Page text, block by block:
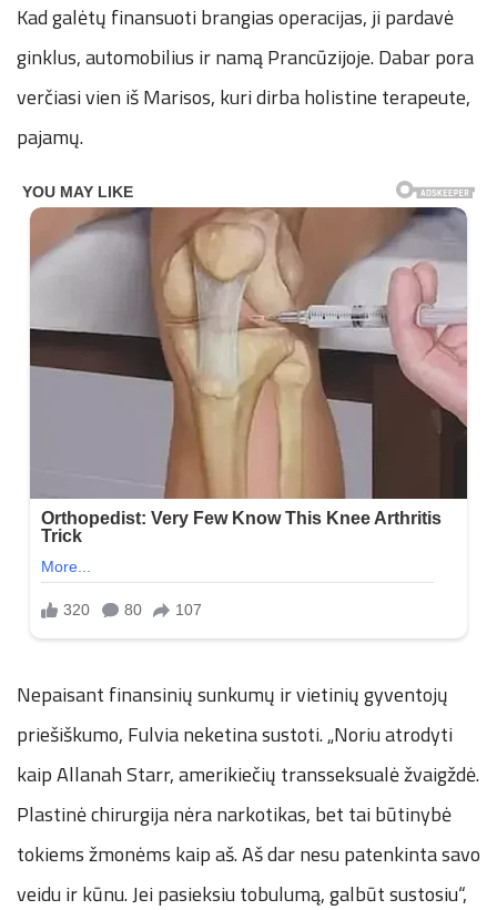
Kad galėtų finansuoti brangias operacijas, ji pardavė
ginklus, automobilius ir namą Prancūzijoje. Dabar pora
verčiasi vien iš Marisos, kuri dirba holistine terapeute,
pajamų.
Nepaisant finansinių sunkumų ir vietinių gyventojų
priešiškumo, Fulvia neketina sustoti. „Noriu atrodyti
kaip Allanah Starr, amerikiečių transseksualė žvaigždė.
Plastinė chirurgija nėra narkotikas, bet tai būtinybė
tokiems žmonėms kaip aš. Aš dar nesu patenkinta savo
veidu ir kūnu. Jei pasieksiu tobulumą, galbūt sustosiu“,